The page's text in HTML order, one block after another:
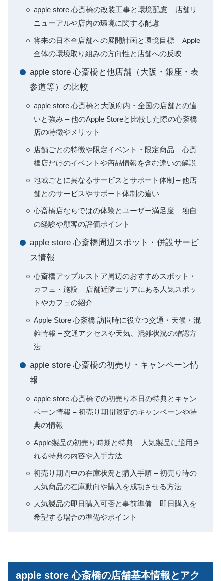
apple store 心斎橋の改装工事と環境配慮 – 店舗リ
ニューアルや店内の環境に関する配慮
将来の日本全店舗への展開計画と環境目標 – Apple
全体の環境取り組みの方向性と店舗への反映
apple store 心斎橋と他店舗（大阪・銀座・表
参道等）の比較
apple store 心斎橋と大阪府内・全国の店舗との違
いと強み – 他のApple Storeと比較した際の心斎橋
店の特徴やメリット
店舗ごとの特徴や限定イベント・限定商品 – 心斎
橋店だけのイベントや商品情報を含む違いの解説
地域ごとに異なるサービスとサポート体制 – 他店
舗とのサービスやサポート体制の違い
心斎橋店ならではの体験とユーザー満足度 – 独自
の経験や顧客の評価ポイント
apple store 心斎橋周辺スポット・併設サービ
ス情報
心斎橋アップルストア周辺のおすすめスポット・
カフェ・施設 – 店舗近隣エリアにある人気スポッ
トやカフェの紹介
Apple Store 心斎橋 訪問時に役立つ交通・天候・混
雑情報 – 交通アクセスや天気、混雑状況の確認方
法
apple store 心斎橋の初売り・キャンペーン情
報
apple store 心斎橋での初売り本日の特典とキャン
ペーン情報 – 初売り期間限定のキャンペーンや特
典の情報
Apple製品の初売り時期と特典 – 人気製品に適用さ
れる特典の内容や入手方法
初売り期間中の在庫状況と購入手順 – 初売り時の
人気商品の在庫動向や購入を成功させる方法
人気製品の即日購入可否と事前準備 – 即日購入を
希望する場合の準備やポイント
apple store 心斎橋の店舗基本情報とアク